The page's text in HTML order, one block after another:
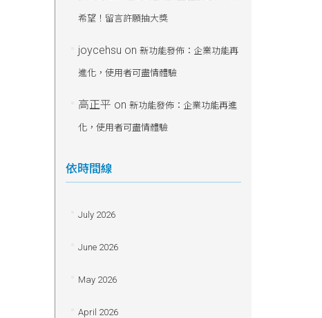
希望！留言許願抽大獎
joycehsu on 新功能發佈：企業功能再
進化，使用者可盡情體驗
高正平 on 新功能發佈：企業功能再進
化，使用者可盡情體驗
依時間線
July 2026
June 2026
May 2026
April 2026